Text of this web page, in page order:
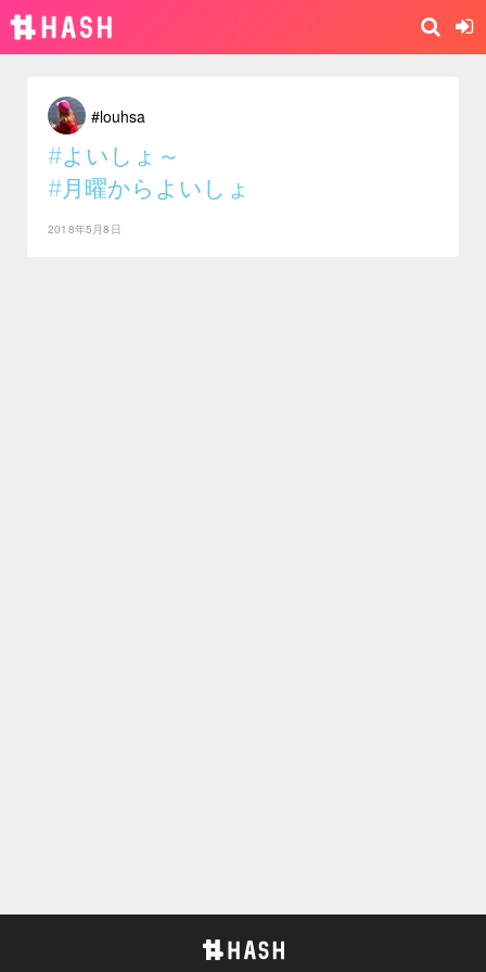
#louhsa
#よいしょ～
#月曜からよいしょ
2018年5月8日